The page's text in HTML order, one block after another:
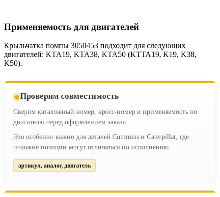
Применяемость для двигателей
Крыльчатка помпы 3050453 подходит для следующих
двигателей: KTA19, KTA38, KTA50 (KTTA19, K19, K38,
K50).
Проверим совместимость
Сверим каталожный номер, кросс-номер и применяемость по
двигателю перед оформлением заказа.
Это особенно важно для деталей Cummins и Caterpillar, где
похожие позиции могут отличаться по исполнению.
артикул, аналог, двигатель